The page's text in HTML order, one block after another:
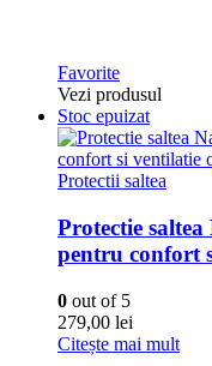
Favorite
Vezi produsul
Stoc epuizat
Protectii saltea
Protectie
pentru confort
0 out of 5
279,00 lei
Citește mai mult